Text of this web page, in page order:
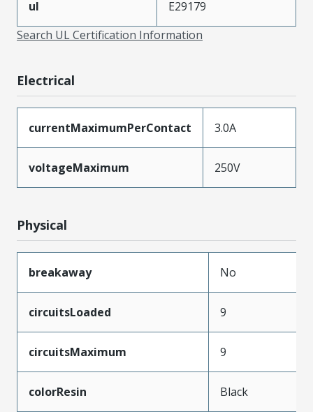
ul
E29179
Search UL Certification Information
Electrical
currentMaximumPerContact 3.0A
voltageMaximum 250V
Physical
breakaway No
circuitsLoaded 9
circuitsMaximum 9
colorResin Black